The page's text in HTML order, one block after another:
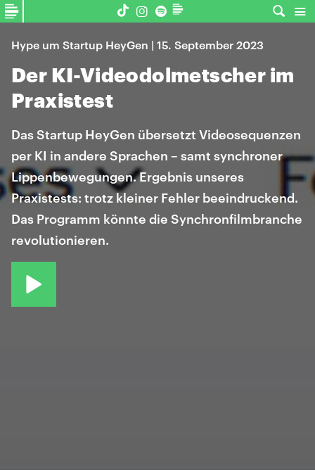
Hype um Startup HeyGen | 15. September 2023
Der KI-Videodolmetscher im
Praxistest
Das Startup HeyGen übersetzt Videosequenzen
per KI in andere Sprachen – samt synchroner
Lippenbewegungen. Ergebnis unseres
Praxistests: trotz kleiner Fehler beeindruckend.
Das Programm könnte die Synchronfilmbranche
revolutionieren.